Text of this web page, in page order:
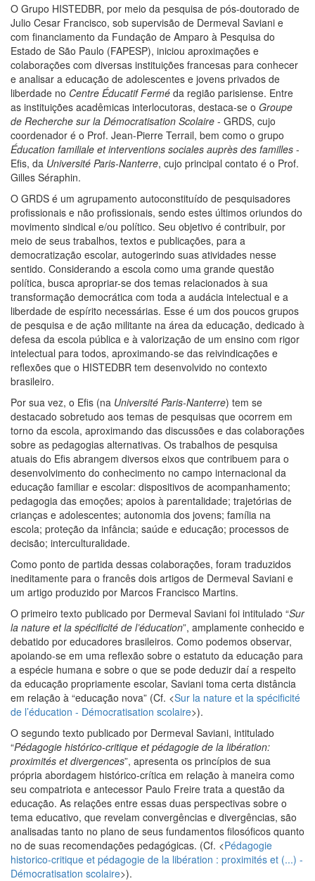
O Grupo HISTEDBR, por meio da pesquisa de pós-doutorado de
Julio Cesar Francisco, sob supervisão de Dermeval Saviani e
com financiamento da Fundação de Amparo à Pesquisa do
Estado de São Paulo (FAPESP), iniciou aproximações e
colaborações com diversas instituições francesas para conhecer
e analisar a educação de adolescentes e jovens privados de
liberdade no Centre Éducatif Fermé da região parisiense. Entre
as instituições acadêmicas interlocutoras, destaca-se o Groupe
de Recherche sur la Démocratisation Scolaire - GRDS, cujo
coordenador é o Prof. Jean-Pierre Terrail, bem como o grupo
Éducation familiale et interventions sociales auprès des familles -
Efis, da Université Paris-Nanterre, cujo principal contato é o Prof.
Gilles Séraphin.
O GRDS é um agrupamento autoconstituído de pesquisadores
profissionais e não profissionais, sendo estes últimos oriundos do
movimento sindical e/ou político. Seu objetivo é contribuir, por
meio de seus trabalhos, textos e publicações, para a
democratização escolar, autogerindo suas atividades nesse
sentido. Considerando a escola como uma grande questão
política, busca apropriar-se dos temas relacionados à sua
transformação democrática com toda a audácia intelectual e a
liberdade de espírito necessárias. Esse é um dos poucos grupos
de pesquisa e de ação militante na área da educação, dedicado à
defesa da escola pública e à valorização de um ensino com rigor
intelectual para todos, aproximando-se das reivindicações e
reflexões que o HISTEDBR tem desenvolvido no contexto
brasileiro.
Por sua vez, o Efis (na Université Paris-Nanterre) tem se
destacado sobretudo aos temas de pesquisas que ocorrem em
torno da escola, aproximando das discussões e das colaborações
sobre as pedagogias alternativas. Os trabalhos de pesquisa
atuais do Efis abrangem diversos eixos que contribuem para o
desenvolvimento do conhecimento no campo internacional da
educação familiar e escolar: dispositivos de acompanhamento;
pedagogia das emoções; apoios à parentalidade; trajetórias de
crianças e adolescentes; autonomia dos jovens; família na
escola; proteção da infância; saúde e educação; processos de
decisão; interculturalidade.
Como ponto de partida dessas colaborações, foram traduzidos
ineditamente para o francês dois artigos de Dermeval Saviani e
um artigo produzido por Marcos Francisco Martins.
O primeiro texto publicado por Dermeval Saviani foi intitulado “Sur
la nature et la spécificité de l’éducation”, amplamente conhecido e
debatido por educadores brasileiros. Como podemos observar,
apoiando-se em uma reflexão sobre o estatuto da educação para
a espécie humana e sobre o que se pode deduzir daí a respeito
da educação propriamente escolar, Saviani toma certa distância
em relação à “educação nova” (Cf. <Sur la nature et la spécificité
de l’éducation - Démocratisation scolaire>).
O segundo texto publicado por Dermeval Saviani, intitulado
“Pédagogie histórico-critique et pédagogie de la libération:
proximités et divergences”, apresenta os princípios de sua
própria abordagem histórico-crítica em relação à maneira como
seu compatriota e antecessor Paulo Freire trata a questão da
educação. As relações entre essas duas perspectivas sobre o
tema educativo, que revelam convergências e divergências, são
analisadas tanto no plano de seus fundamentos filosóficos quanto
no de suas recomendações pedagógicas. (Cf. <Pédagogie
historico-critique et pédagogie de la libération : proximités et (...) -
Démocratisation scolaire>).